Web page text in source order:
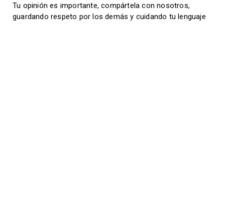
Tu opinión es importante, compártela con nosotros,
guardando respeto por los demás y cuidando tu lenguaje